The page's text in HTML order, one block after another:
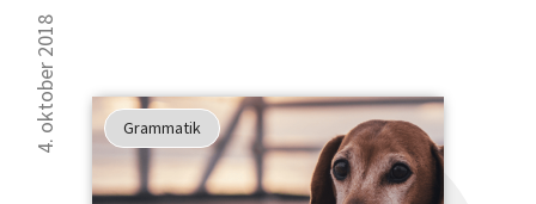
4. oktober 2018 Grammatik
an
unsere
Tipps